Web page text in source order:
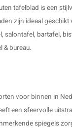
tafelblad is een
zijn ideaal
salontafel, bartafel,
& bureau.
voor binnen in
een sfeervolle
spiegels